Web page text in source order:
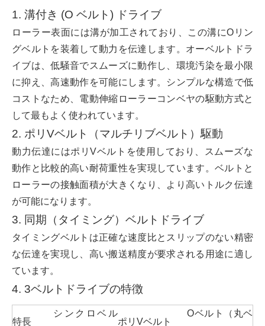
1. 溝付き (O ベルト) ドライブ
ローラー表面には溝が加工されており、この溝にOリン
グベルトを装着して動力を伝達します。オーベルトドラ
イブは、低騒音でスムーズに動作し、環境汚染を最小限
に抑え、高速動作を可能にします。シンプルな構造で低
コストなため、電動伸縮ローラーコンベヤの駆動方式と
して最もよく使われています。
2. ポリVベルト（マルチリブベルト）駆動
動力伝達にはポリVベルトを使用しており、スムーズな
動作と比較的高い耐荷重性を実現しています。ベルトと
ローラーの接触面積が大きくなり、より高いトルク伝達
が可能になります。
3. 同期（タイミング）ベルトドライブ
タイミングベルトは正確な速度比とスリップのない精密
な伝達を実現し、高い搬送精度が要求される用途に適し
ています。
4. 3ベルトドライブの特徴
特長
シンクロベル
ポリVベルト
Oベルト（丸ベ